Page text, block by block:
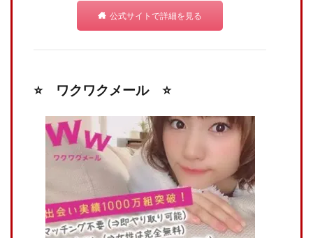
公式サイトで詳細を見る
⭐️ ワクワクメール ⭐️